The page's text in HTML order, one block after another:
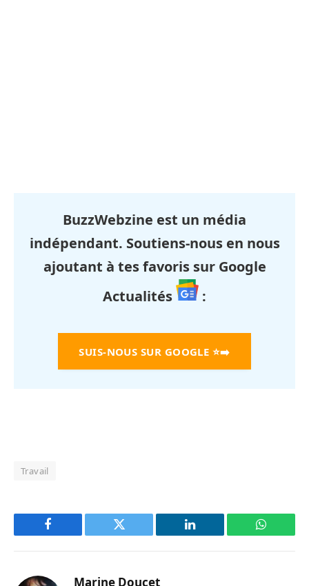
BuzzWebzine est un média
indépendant. Soutiens-nous en nous
ajoutant à tes favoris sur Google
Actualités
:
SUIS-NOUS SUR GOOGLE ⭐➡️
Travail
Facebook Twitter LinkedIn
Marine Doucet